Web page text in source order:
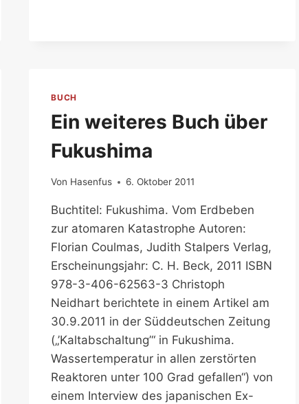
BUCH
Ein weiteres Buch über
Fukushima
Von Hasenfus 6. Oktober 2011
Buchtitel: Fukushima. Vom Erdbeben
zur atomaren Katastrophe Autoren:
Florian Coulmas, Judith Stalpers Verlag,
Erscheinungsjahr: C. H. Beck, 2011 ISBN
978-3-406-62563-3 Christoph
Neidhart berichtete in einem Artikel am
30.9.2011 in der Süddeutschen Zeitung
(„’Kaltabschaltung’“ in Fukushima.
Wassertemperatur in allen zerstörten
Reaktoren unter 100 Grad gefallen“) von
einem Interview des japanischen Ex-